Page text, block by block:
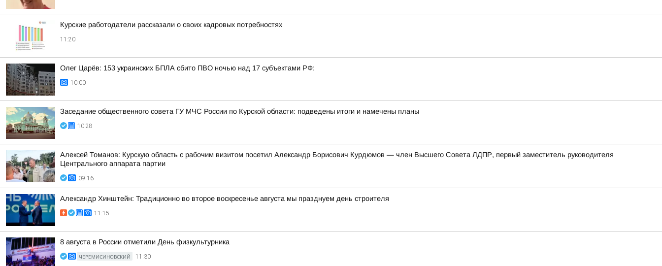
Курские работодатели рассказали о своих кадровых потребностях
11:20
Олег Царёв: 153 украинских БПЛА сбито ПВО ночью над 17 субъектами РФ:
10:00
Заседание общественного совета ГУ МЧС России по Курской области: подведены итоги и намечены планы
10:28
Алексей Томанов: Курскую область с рабочим визитом посетил Александр Борисович Курдюмов — член Высшего Совета ЛДПР, первый заместитель руководителя
Центрального аппарата партии
09:16
Александр Хинштейн: Традиционно во второе воскресенье августа мы празднуем день строителя
11:15
8 августа в России отметили День физкультурника
ЧЕРЕМИСИНОВСКИЙ 11:30